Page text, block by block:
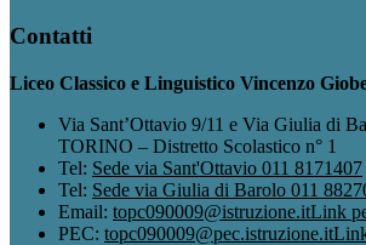
Contatti
Liceo Classico e Linguistico Vincenzo
Via Sant’Ottavio 9/11 e Via Giulia di
TORINO – Distretto Scolastico n° 1
Tel: Sede via Sant'Ottavio 011 8171407
Tel: Sede via Giulia di Barolo 011
Email: topc090009@istruzione.itLink
PEC: topc090009@pec.istruzione.it